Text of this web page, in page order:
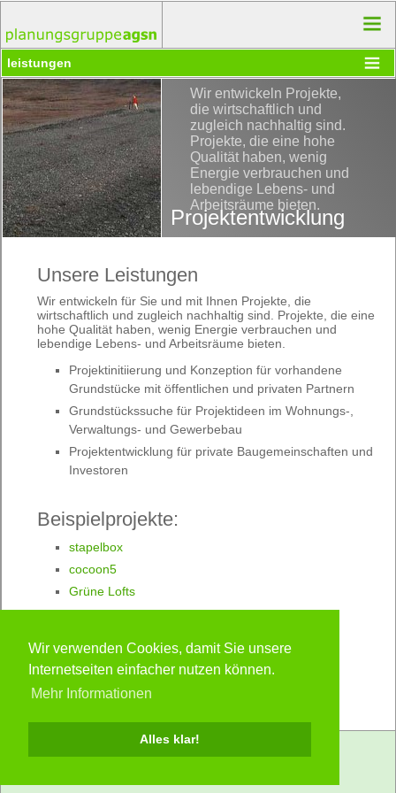
Wir verwenden Cookies, damit Sie unsere
Internetseiten einfacher nutzen können.
Mehr Informationen
Alles klar!
leistungen
Wir entwickeln Projekte,
die wirtschaftlich und
zugleich nachhaltig sind.
Projekte, die eine hohe
Qualität haben, wenig
Energie verbrauchen und
lebendige Lebens- und
Arbeitsräume bieten.
Projektentwicklung
Unsere Leistungen
Wir entwickeln für Sie und mit Ihnen Projekte, die
wirtschaftlich und zugleich nachhaltig sind. Projekte, die eine
hohe Qualität haben, wenig Energie verbrauchen und
lebendige Lebens- und Arbeitsräume bieten.
Projektinitiierung und Konzeption für vorhandene
Grundstücke mit öffentlichen und privaten Partnern
Grundstückssuche für Projektideen im Wohnungs-,
Verwaltungs- und Gewerbebau
Projektentwicklung für private Baugemeinschaften und
Investoren
Beispielprojekte:
stapelbox
cocoon5
Grüne Lofts
Teilbox
Green Business Center
ImpressumDatenschutz